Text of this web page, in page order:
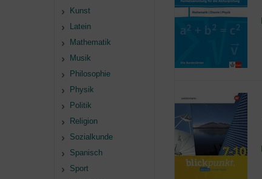
Kunst
Latein
Mathematik
Musik
Philosophie
Physik
Politik
Religion
Sozialkunde
Spanisch
Sport